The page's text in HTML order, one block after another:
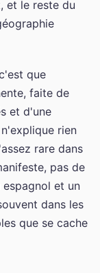
et le reste du
que
faite de
et d'une
rien
rare dans
pas de
et un
dans les
que se cache